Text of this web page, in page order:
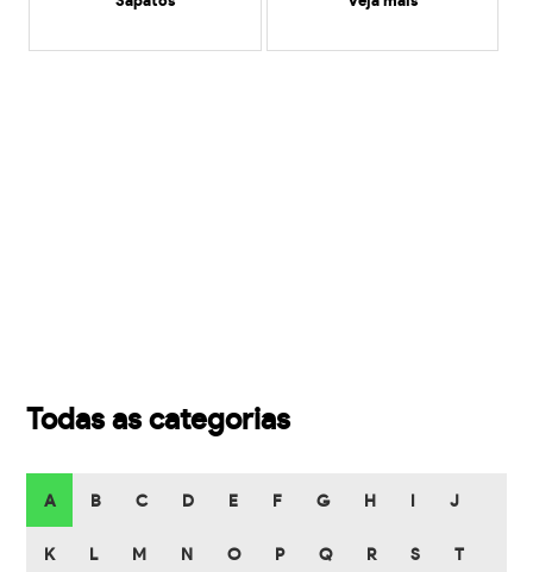
Todas as categorias
A B C D E F G H J
K L M N O P Q R S T